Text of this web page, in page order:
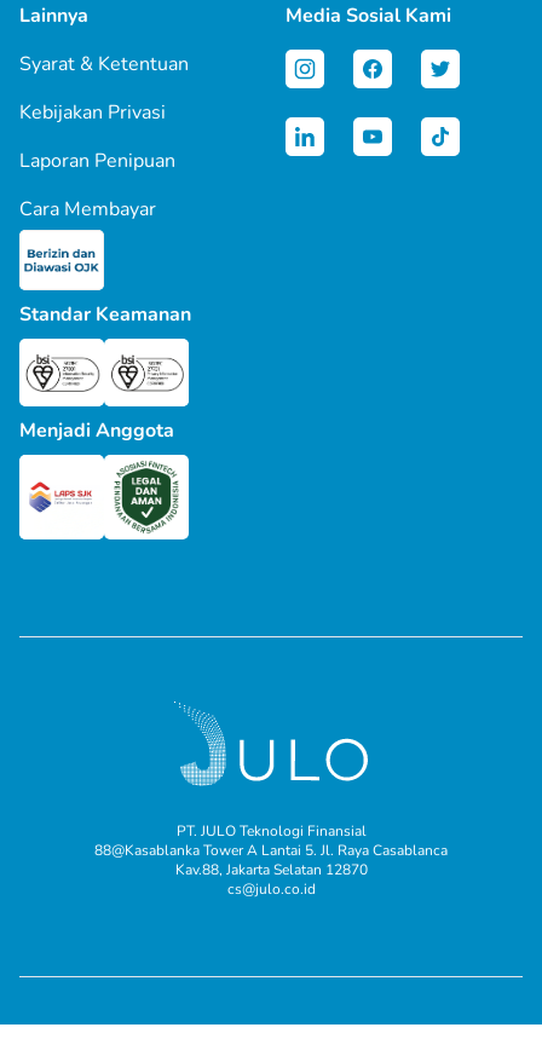
Lainnya
Syarat & Ketentuan
Kebijakan Privasi
Laporan Penipuan
Cara Membayar
Media Sosial Kami
Standar Keamanan
Menjadi Anggota
PT. JULO Teknologi Finansial
88@Kasablanka Tower A Lantai 5. Jl. Raya Casablanca
Kav.88, Jakarta Selatan 12870
cs@julo.co.id